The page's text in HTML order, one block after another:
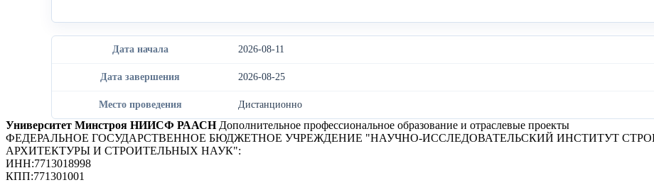
Дата начала 2026-08-11
Дата завершения 2026-08-25
Место проведения Дистанционно
Университет Минстроя НИИСФ РААСН Дополнительное профессиональное образование и отраслевые проекты
ФЕДЕРАЛЬНОЕ ГОСУДАРСТВЕННОЕ БЮДЖЕТНОЕ УЧРЕЖДЕНИЕ "НАУЧНО-ИССЛЕДОВАТЕЛЬСКИЙ ИНСТИТУТ
АРХИТЕКТУРЫ И СТРОИТЕЛЬНЫХ НАУК":
ИНН:7713018998
КПП:771301001